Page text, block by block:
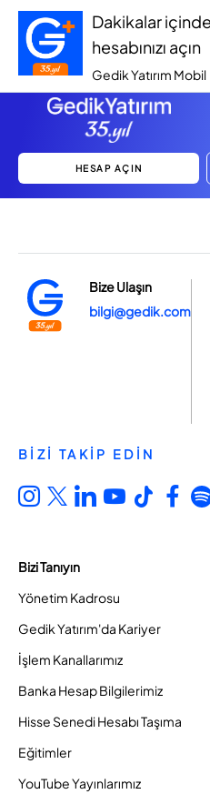
Dakikalar içinde
hesabınızı açın
Gedik Yatırım Mobil
HESAP AÇIN
Bize Ulaşın
bilgi@gedik.com
BİZİ TAKİP EDİN
Bizi Tanıyın
Yönetim Kadrosu
Gedik Yatırım'da Kariyer
İşlem Kanallarımız
Banka Hesap Bilgilerimiz
Hisse Senedi Hesabı Taşıma
Eğitimler
YouTube Yayınlarımız